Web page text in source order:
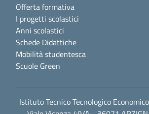
Offerta formativa
I progetti scolastici
Anni scolastici
Schede Didattiche
Mobilità studentesca
Scuole Green
Istituto Tecnico Tecnologico